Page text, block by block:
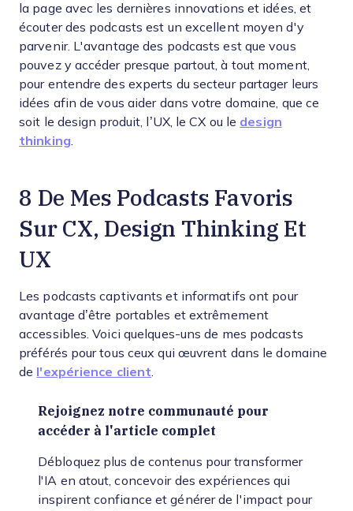
la page avec les dernières innovations et idées, et
écouter des podcasts est un excellent moyen d'y
parvenir. L'avantage des podcasts est que vous
pouvez y accéder presque partout, à tout moment,
pour entendre des experts du secteur partager leurs
idées afin de vous aider dans votre domaine, que ce
soit le design produit, l’UX, le CX ou le design
thinking
8 De Mes Podcasts Favoris
Sur CX, Design Thinking Et
UX
Les podcasts captivants et informatifs ont pour
avantage d’être portables et extrêmement
accessibles. Voici quelques-uns de mes podcasts
préférés pour tous ceux qui œuvrent dans le domaine
de l'expérience client
Rejoignez notre communauté pour
accéder à l'article complet
Débloquez plus de contenus pour transformer
l'IA en atout, concevoir des expériences qui
inspirent confiance et générer de l'impact pour